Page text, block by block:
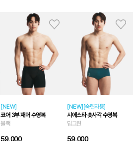
[NEW]
코어 3부 재머 수영복
블랙
59,000
[NEW][숙련자용]
시에스타 숏사각 수영복
딥그린
59,000